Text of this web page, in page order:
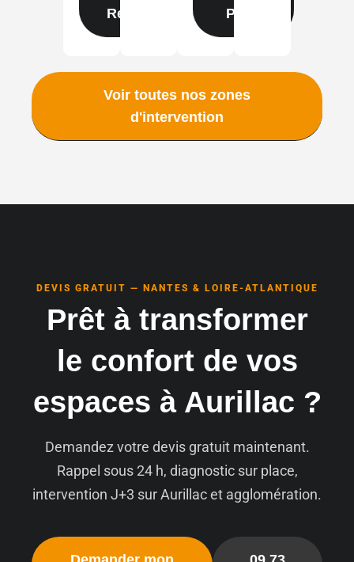
Rennes
Paris
Voir toutes nos zones
d'intervention
DEVIS GRATUIT — NANTES & LOIRE-ATLANTIQUE
Prêt à transformer
le confort de vos
espaces à Aurillac ?
Demandez votre devis gratuit maintenant.
Rappel sous 24 h, diagnostic sur place,
intervention J+3 sur Aurillac et agglomération.